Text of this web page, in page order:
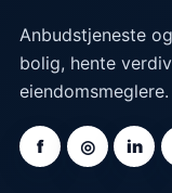
Anbudstjeneste
bolig, hente
eiendomsmeglere.
f ◎ in